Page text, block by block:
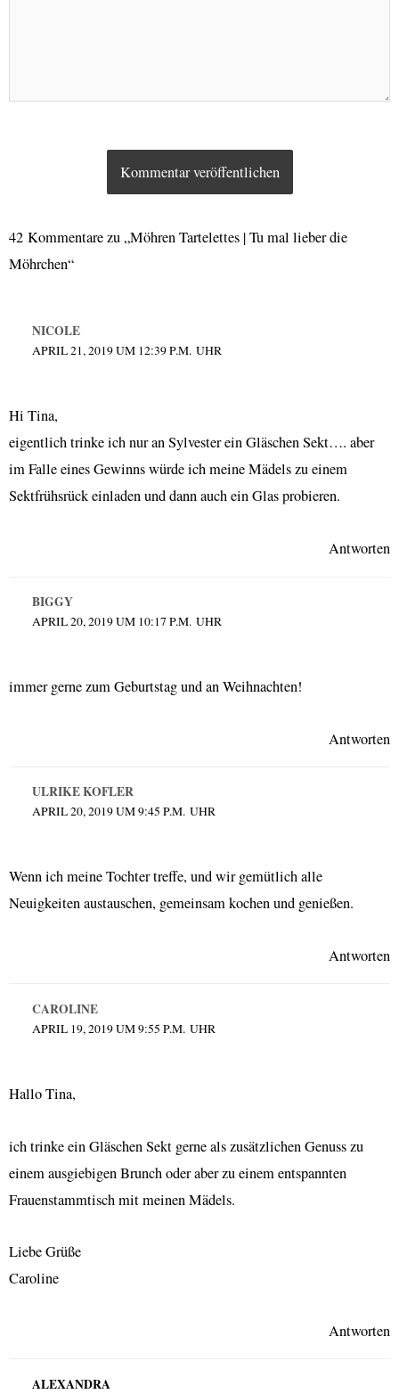
42 Kommentare zu „Möhren Tartelettes | Tu mal lieber die
Möhrchen“
NICOLE
APRIL 21, 2019 UM 12:39 P.M. UHR
Hi Tina,
eigentlich trinke ich nur an Sylvester ein Gläschen Sekt…. aber
im Falle eines Gewinns würde ich meine Mädels zu einem
Sektfrühsrück einladen und dann auch ein Glas probieren.
Antworten
BIGGY
APRIL 20, 2019 UM 10:17 P.M. UHR
immer gerne zum Geburtstag und an Weihnachten!
Antworten
ULRIKE KOFLER
APRIL 20, 2019 UM 9:45 P.M. UHR
Wenn ich meine Tochter treffe, und wir gemütlich alle
Neuigkeiten austauschen, gemeinsam kochen und genießen.
Antworten
CAROLINE
APRIL 19, 2019 UM 9:55 P.M. UHR
Hallo Tina,
ich trinke ein Gläschen Sekt gerne als zusätzlichen Genuss zu
einem ausgiebigen Brunch oder aber zu einem entspannten
Frauenstammtisch mit meinen Mädels.
Liebe Grüße
Caroline
Antworten
ALEXANDRA